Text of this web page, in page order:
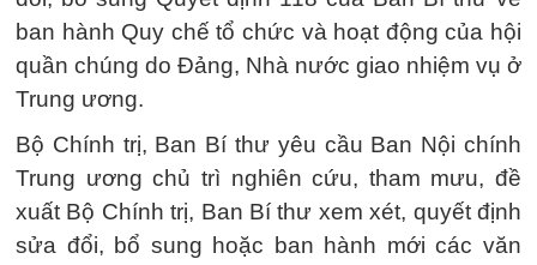
ban hành Quy chế tổ chức và hoạt động của hội
quần chúng do Đảng, Nhà nước giao nhiệm vụ ở
Trung ương.
Bộ Chính trị, Ban Bí thư yêu cầu Ban Nội chính
Trung ương chủ trì nghiên cứu, tham mưu, đề
xuất Bộ Chính trị, Ban Bí thư xem xét, quyết định
sửa đổi, bổ sung hoặc ban hành mới các văn